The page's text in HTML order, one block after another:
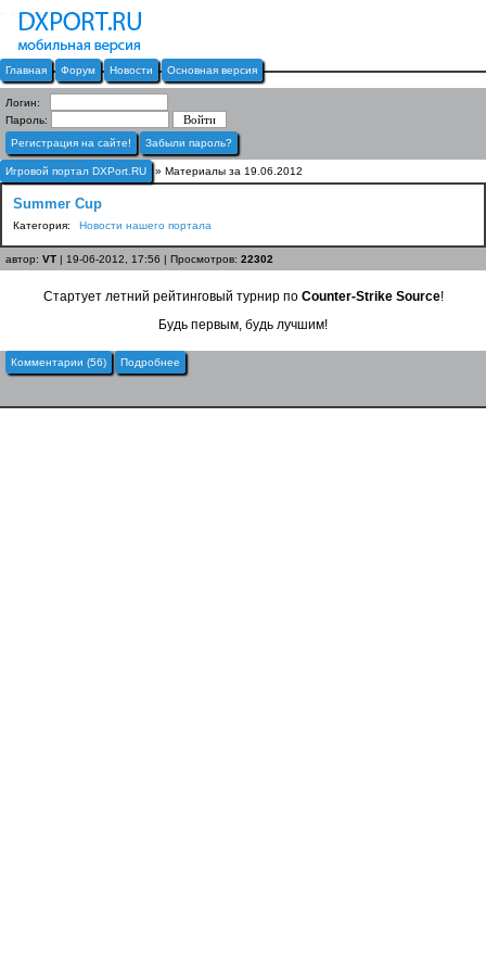
Главная Форум Новости Основная версия
Логин:
Пароль:
Регистрация на сайте!
Забыли пароль?
Игровой портал DXPort.RU » Материалы за 19.06.2012
Summer Cup
Категория: Новости нашего портала
автор: VT | 19-06-2012, 17:56 | Просмотров: 22302
Стартует летний рейтинговый турнир по Counter-Strike Source!
Будь первым, будь лучшим!
Комментарии (56) Подробнее